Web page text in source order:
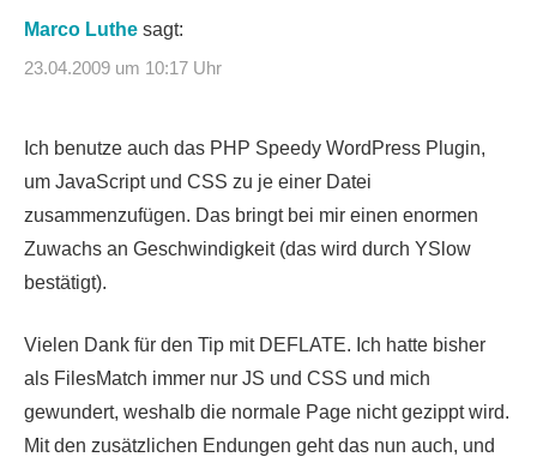
Marco Luthe sagt:
23.04.2009 um 10:17 Uhr
Ich benutze auch das PHP Speedy WordPress Plugin,
um JavaScript und CSS zu je einer Datei
zusammenzufügen. Das bringt bei mir einen enormen
Zuwachs an Geschwindigkeit (das wird durch YSlow
bestätigt).
Vielen Dank für den Tip mit DEFLATE. Ich hatte bisher
als FilesMatch immer nur JS und CSS und mich
gewundert, weshalb die normale Page nicht gezippt wird.
Mit den zusätzlichen Endungen geht das nun auch, und